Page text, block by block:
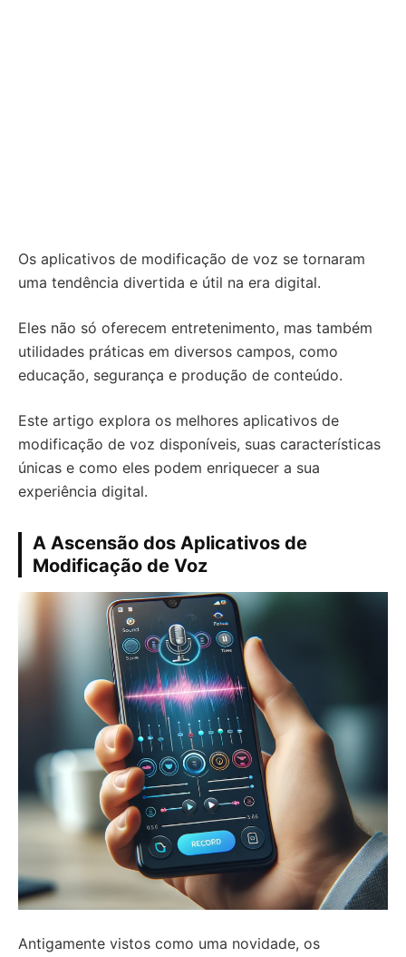
Os aplicativos de modificação de voz se tornaram
uma tendência divertida e útil na era digital.
Eles não só oferecem entretenimento, mas também
utilidades práticas em diversos campos, como
educação, segurança e produção de conteúdo.
Este artigo explora os melhores aplicativos de
modificação de voz disponíveis, suas características
únicas e como eles podem enriquecer a sua
experiência digital.
A Ascensão dos Aplicativos de
Modificação de Voz
Antigamente vistos como uma novidade, os